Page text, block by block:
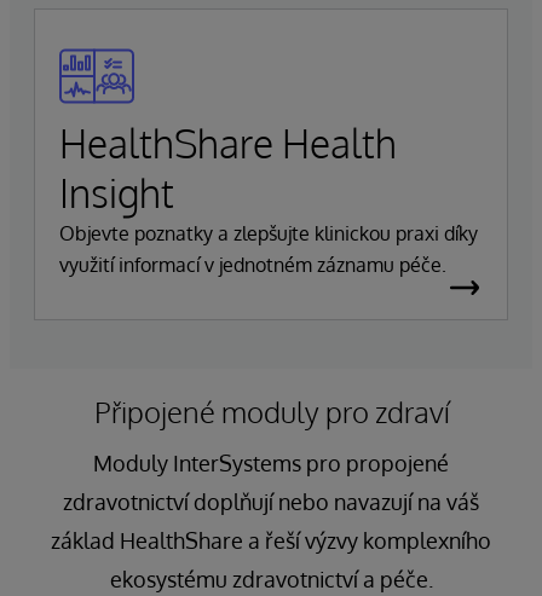
HealthShare Health
Insight
Objevte poznatky a zlepšujte klinickou praxi díky
využití informací v jednotném záznamu péče.
Připojené moduly pro zdraví
Moduly InterSystems pro propojené
zdravotnictví doplňují nebo navazují na váš
základ HealthShare a řeší výzvy komplexního
ekosystému zdravotnictví a péče.